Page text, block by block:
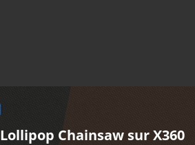
Lollipop Chainsaw sur X360